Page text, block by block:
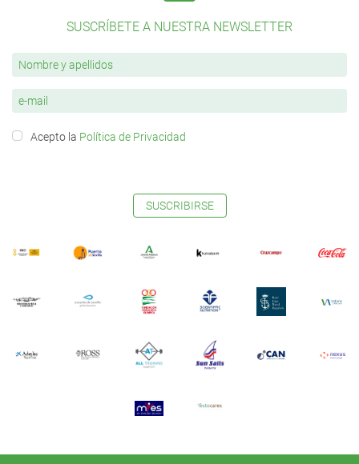
SUSCRÍBETE A NUESTRA NEWSLETTER
Acepto la Política de Privacidad
SUSCRIBIRSE